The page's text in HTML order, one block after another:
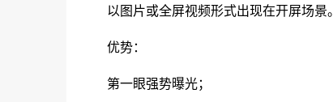
以图片或全屏视频形式出现在开屏场景。
优势：
第一眼强势曝光；